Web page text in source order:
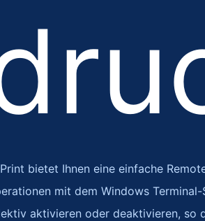
bietet Ihnen eine einfache
mit dem Windows
aktivieren oder deaktivieren, so